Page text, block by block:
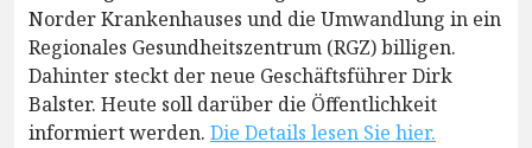
Norder Krankenhauses und die Umwandlung in ein
Regionales Gesundheitszentrum (RGZ) billigen.
Dahinter steckt der neue Geschäftsführer Dirk
Balster. Heute soll darüber die Öffentlichkeit
informiert werden. Die Details lesen Sie hier.